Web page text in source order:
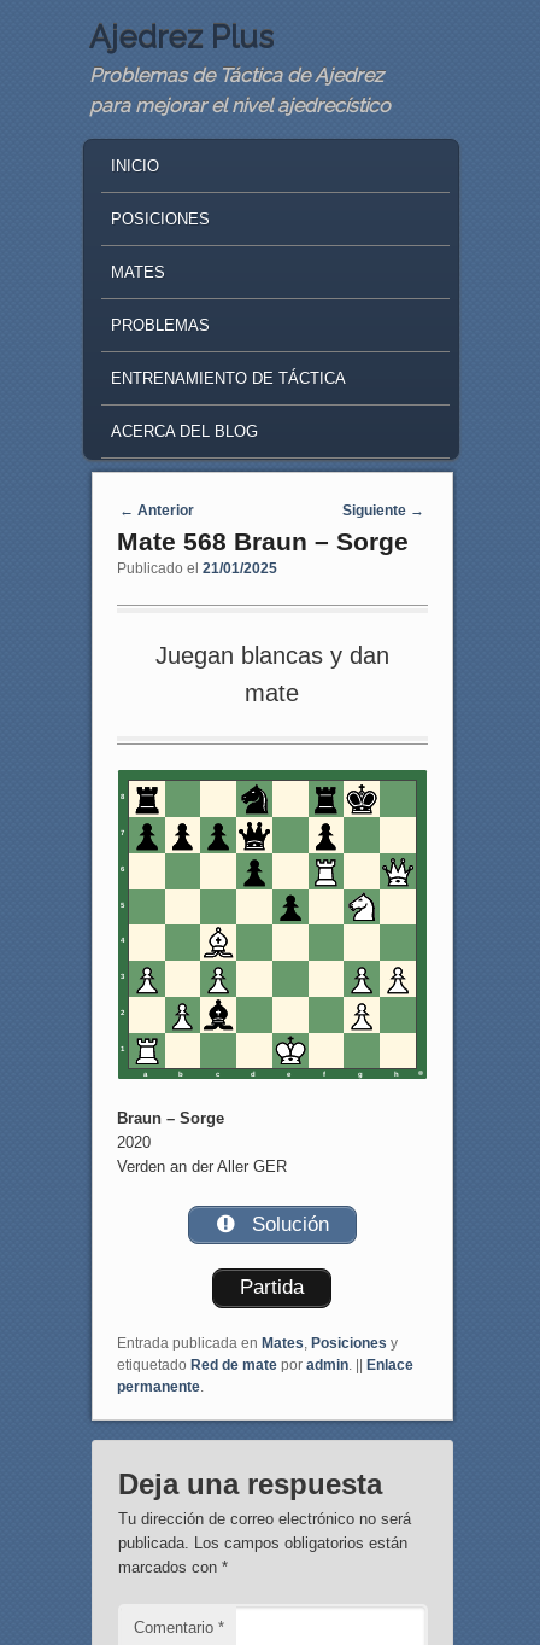
Ajedrez Plus
Problemas de Táctica de Ajedrez
para mejorar el nivel ajedrecístico
SKIP TO PRIMARY CONTENT
SKIP TO SECONDARY CONTENT
INICIO
POSICIONES
MATES
PROBLEMAS
ENTRENAMIENTO DE TÁCTICA
ACERCA DEL BLOG
Navegaci�n de entradas
← Anterior Siguiente →
Mate 568 Braun – Sorge
Publicado el 21/01/2025
Juegan blancas y dan
mate
8
7
6
5
4
3
2
1
a b c d e f g h
Braun – Sorge
2020
Verden an der Aller GER
Solución
Partida
Entrada publicada en Mates Posiciones y
etiquetado Red de matepor admin. || Enlace
permanente.
Deja una respuesta
Tu dirección de correo electrónico no será
publicada. Los campos obligatorios están
marcados con *
Comentario *